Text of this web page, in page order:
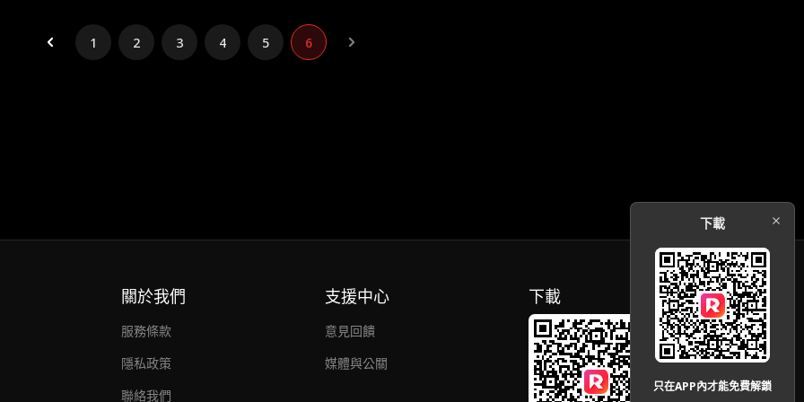
1 2 3 4 5 6
關於我們
服務條款
隱私政策
聯絡我們
支援中心
意見回饋
媒體與公關
下載
下載
只在APP內才能免費解鎖